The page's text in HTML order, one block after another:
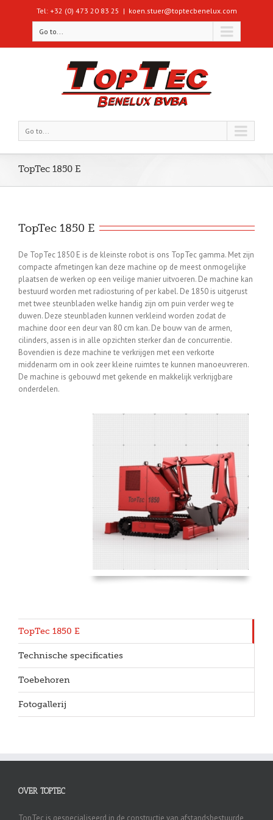
Tel: +32 (0) 473 20 83 25 | koen.stuer@toptecbenelux.com
Go to...
Go to...
TopTec 1850 E
TopTec 1850 E
De TopTec 1850 E is de kleinste robot is ons TopTec gamma. Met zijn
compacte afmetingen kan deze machine op de meest onmogelijke
plaatsen de werken op een veilige manier uitvoeren. De machine kan
bestuurd worden met radiosturing of per kabel. De 1850 is uitgerust
met twee steunbladen welke handig zijn om puin verder weg te
duwen. Deze steunbladen kunnen verkleind worden zodat de
machine door een deur van 80 cm kan. De bouw van de armen,
cilinders, assen is in alle opzichten sterker dan de concurrentie.
Bovendien is deze machine te verkrijgen met een verkorte
middenarm om in ook zeer kleine ruimtes te kunnen manoeuvreren.
De machine is gebouwd met gekende en makkelijk verkrijgbare
onderdelen.
TopTec 1850 E
Technische specificaties
Toebehoren
Fotogallerij
OVER TOPTEC
TopTec is gespecialiseerd in de constructie van afstandsbestuurde